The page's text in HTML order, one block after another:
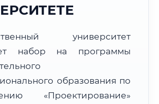
Республика Башкортостан
Дистанционно
университет
набор на программы
образования по
«Проектирование»